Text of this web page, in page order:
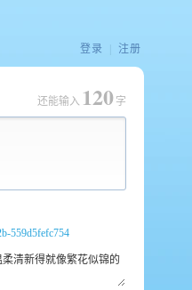
登录 注册
还能输入 120 字
559d5fefc754